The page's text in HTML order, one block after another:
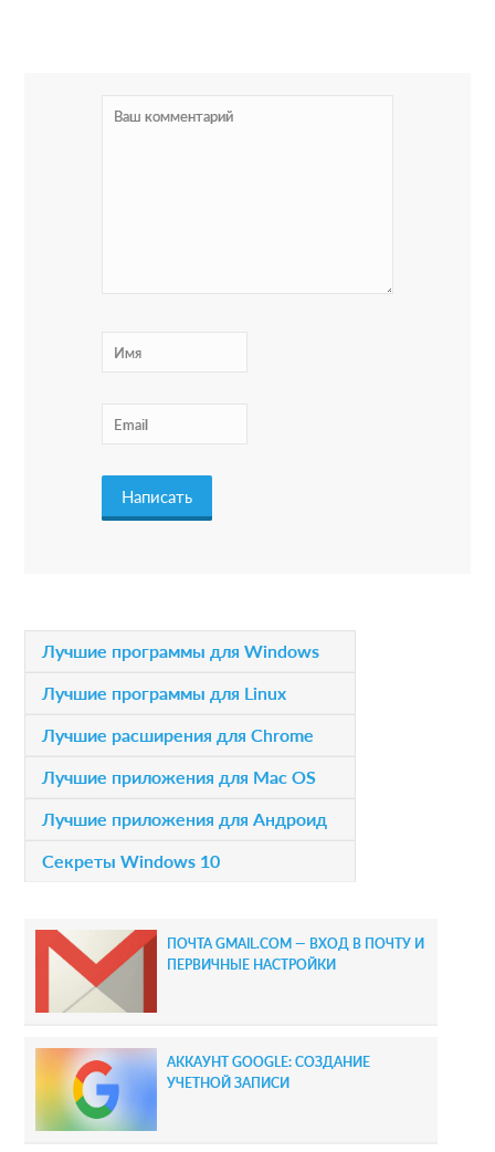
P
m
y
S
d
e
b
a
Лучшие программы для Windows
Лучшие программы для Linux
Лучшие расширения для Chrome
Лучшие приложения для Mac OS
Лучшие приложения для Андроид
Секреты Windows 10
ПОЧТА GMAIL.COM — ВХОД В ПОЧТУ И
ПЕРВИЧНЫЕ НАСТРОЙКИ
АККАУНТ GOOGLE: СОЗДАНИЕ
УЧЕТНОЙ ЗАПИСИ